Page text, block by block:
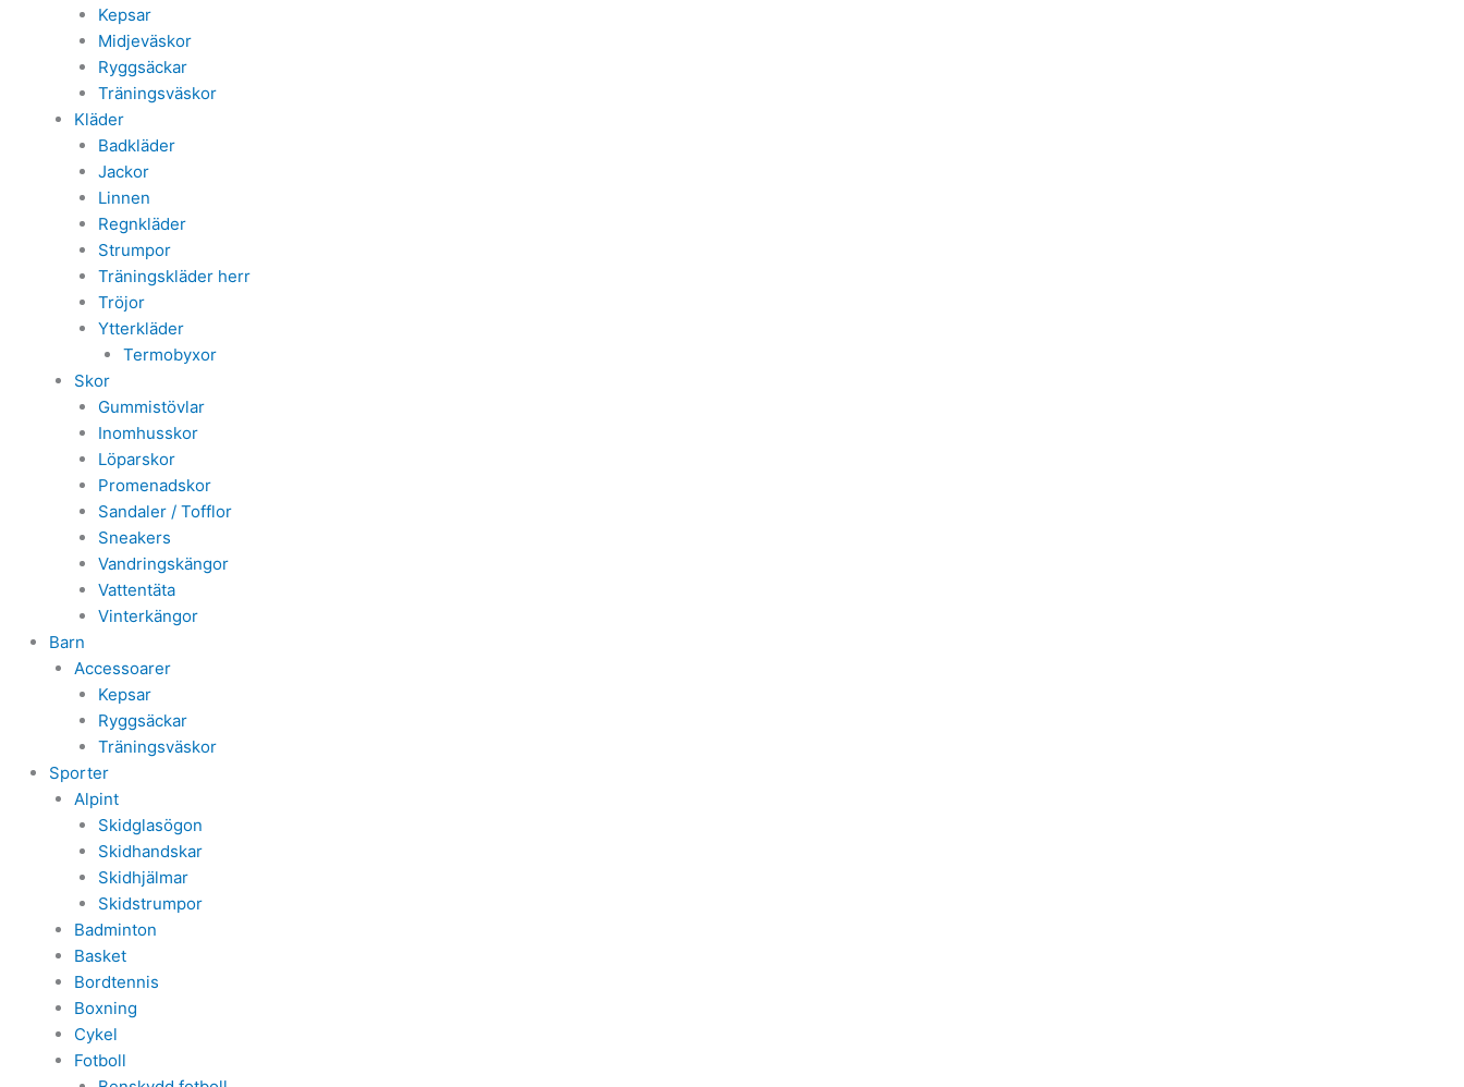
Kepsar
Midjeväskor
Ryggsäckar
Träningsväskor
Kläder
Badkläder
Jackor
Linnen
Regnkläder
Strumpor
Träningskläder herr
Tröjor
Ytterkläder
Termobyxor
Skor
Gummistövlar
Inomhusskor
Löparskor
Promenadskor
Sandaler / Tofflor
Sneakers
Vandringskängor
Vattentäta
Vinterkängor
Barn
Accessoarer
Kepsar
Ryggsäckar
Träningsväskor
Sporter
Alpint
Skidglasögon
Skidhandskar
Skidhjälmar
Skidstrumpor
Badminton
Basket
Bordtennis
Boxning
Cykel
Fotboll